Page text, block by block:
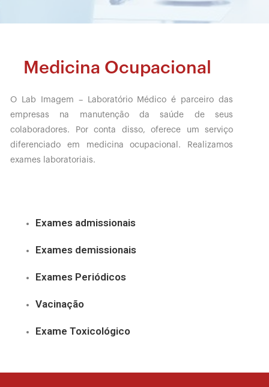
Medicina Ocupacional
O Lab Imagem – Laboratório Médico é parceiro das
empresas na manutenção da saúde de seus
colaboradores. Por conta disso, oferece um serviço
diferenciado em medicina ocupacional. Realizamos
exames laboratoriais.
Exames admissionais
Exames demissionais
Exames Periódicos
Vacinação
Exame Toxicológico